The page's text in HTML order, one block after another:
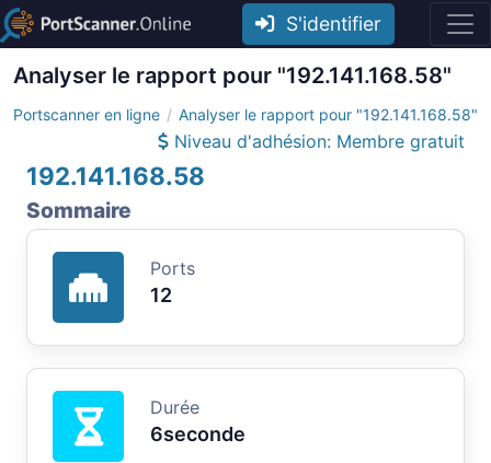
S'identifier
Analyser le rapport pour "192.141.168.58"
Portscanner en ligne Analyser le rapport pour "192.141.168.58"
Niveau d'adhésion: Membre gratuit
192.141.168.58
Sommaire
Ports
12
Durée
6seconde